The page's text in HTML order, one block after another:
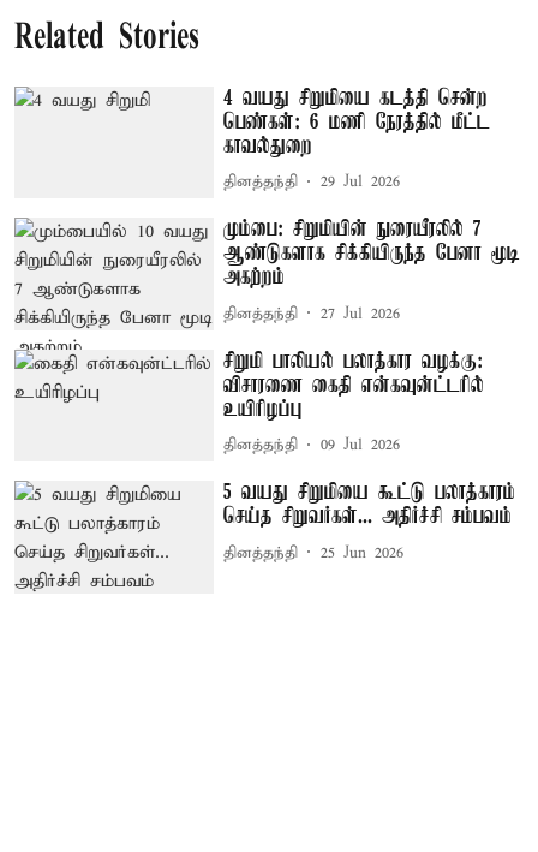
Related Stories
4 வயது சிறுமியை கடத்தி சென்ற
பெண்கள்: 6 மணி நேரத்தில் மீட்ட
காவல்துறை
தினத்தந்தி 29 Jul 2026
மும்பை: சிறுமியின் நுரையீரலில் 7
ஆண்டுகளாக சிக்கியிருந்த பேனா மூடி
அகற்றம்
தினத்தந்தி 27 Jul 2026
சிறுமி பாலியல் பலாத்கார வழக்கு:
விசாரணை கைதி என்கவுன்ட்டரில்
உயிரிழப்பு
தினத்தந்தி 09 Jul 2026
5 வயது சிறுமியை கூட்டு பலாத்காரம்
செய்த சிறுவர்கள்... அதிர்ச்சி சம்பவம்
தினத்தந்தி 25 Jun 2026